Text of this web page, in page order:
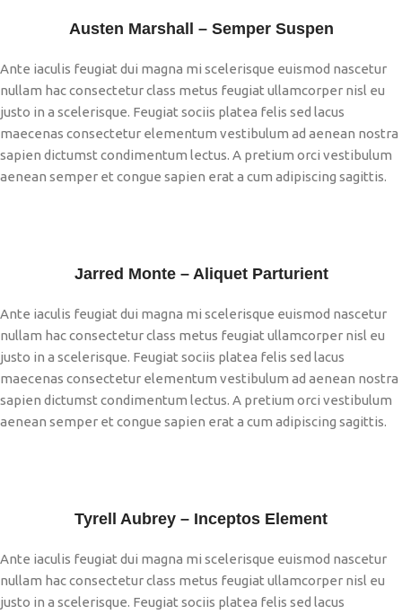
Austen Marshall – Semper Suspen
Ante iaculis feugiat dui magna mi scelerisque euismod nascetur
nullam hac consectetur class metus feugiat ullamcorper nisl eu
justo in a scelerisque. Feugiat sociis platea felis sed lacus
maecenas consectetur elementum vestibulum ad aenean nostra
sapien dictumst condimentum lectus. A pretium orci vestibulum
aenean semper et congue sapien erat a cum adipiscing sagittis.
Jarred Monte – Aliquet Parturient
Ante iaculis feugiat dui magna mi scelerisque euismod nascetur
nullam hac consectetur class metus feugiat ullamcorper nisl eu
justo in a scelerisque. Feugiat sociis platea felis sed lacus
maecenas consectetur elementum vestibulum ad aenean nostra
sapien dictumst condimentum lectus. A pretium orci vestibulum
aenean semper et congue sapien erat a cum adipiscing sagittis.
Tyrell Aubrey – Inceptos Element
Ante iaculis feugiat dui magna mi scelerisque euismod nascetur
nullam hac consectetur class metus feugiat ullamcorper nisl eu
justo in a scelerisque. Feugiat sociis platea felis sed lacus